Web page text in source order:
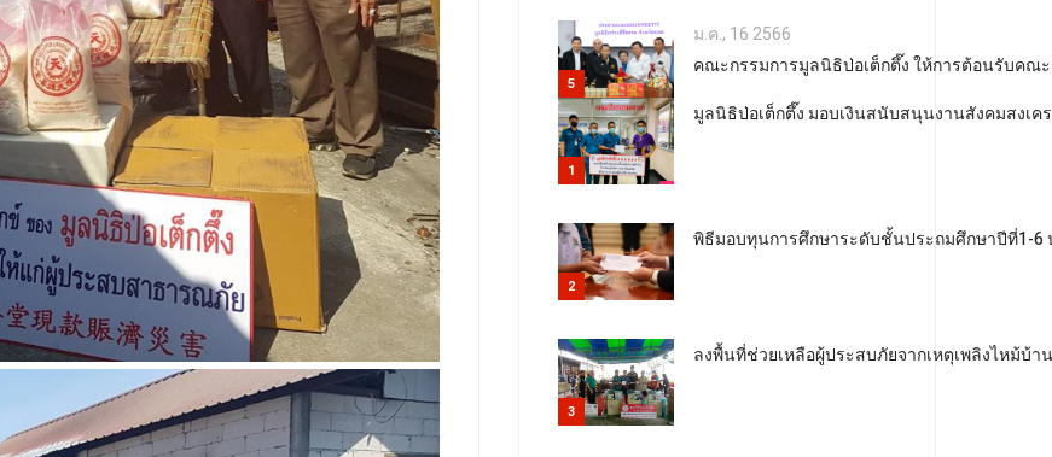
5
ม.ค., 16 2566
คณะกรรมการมูลนิธิป่อเต็กตึ๊ง ให้การต้อนรับคณ
1
มูลนิธิป่อเต็กตึ๊ง มอบเงินสนับสนุนงานสังคมสงเค
2
พิธีมอบทุนการศึกษาระดับชั้นประถมศึกษาปีที่1-6
3
ลงพื้นที่ช่วยเหลือผู้ประสบภัยจากเหตุเพลิงไหม้